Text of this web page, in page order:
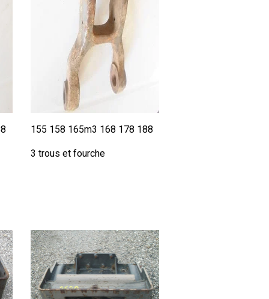
155 158 165m3 168 178 188
3 trous et fourche